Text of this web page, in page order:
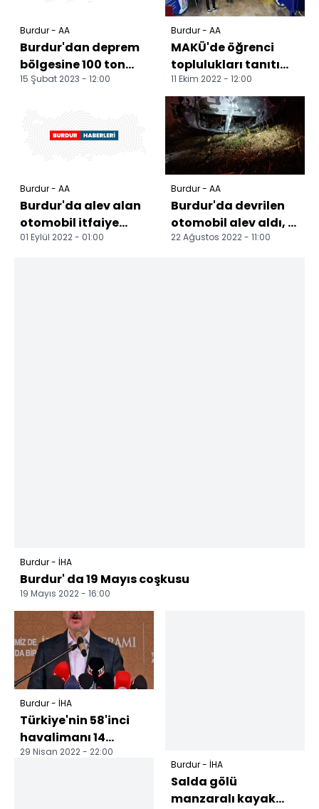
Burdur - AA
Burdur'dan deprem
bölgesine 100 ton
hayvan yemi ve
15 Şubat 2023 - 12:00
Burdur - AA
MAKÜ'de öğrenci
toplulukları tanıtım
günleri başladı
11 Ekim 2022 - 12:00
Burdur - AA
Burdur'da alev alan
otomobil itfaiye
ekiplerince
01 Eylül 2022 - 01:00
Burdur - AA
Burdur'da devrilen
otomobil alev aldı, 1
kişi öldü, 1 kişi
22 Ağustos 2022 - 11:00
Burdur - İHA
Burdur' da 19 Mayıs coşkusu
19 Mayıs 2022 - 16:00
Burdur - İHA
Türkiye'nin 58'inci
havalimanı 14
Mayıs'ta açılıyor
29 Nisan 2022 - 22:00
Burdur - İHA
Salda gölü
manzaralı kayak